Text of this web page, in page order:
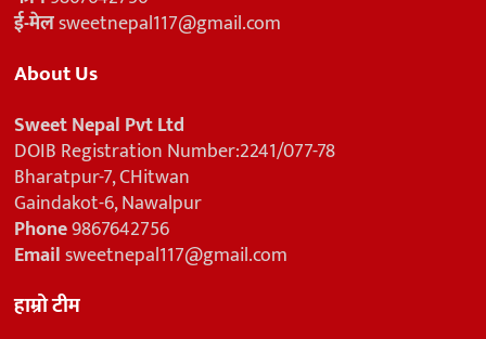
ई-मेलsweetnepal117@gmail.com
About Us
Sweet Nepal Pvt Ltd
DOIB Registration Number:2241/077-78
Bharatpur-7, CHitwan
Gaindakot-6, Nawalpur
Phone9867642756
Emailsweetnepal117@gmail.com
हाम्रो टीम